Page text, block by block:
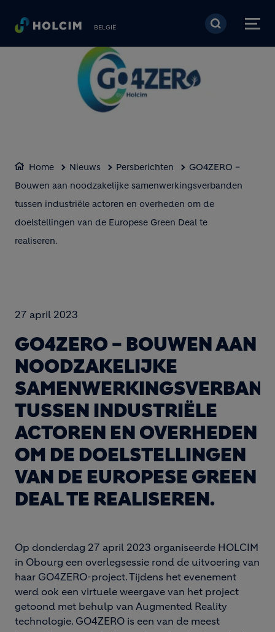
Overslaan en naar de
BELGIË
Home Nieuws Persberichten
GO4ZERO –
Bouwen aan noodzakelijke samenwerkingsverbanden
tussen industriële actoren en overheden om de
doelstellingen van de Europese Green Deal te
realiseren.
27 april 2023
GO4ZERO – BOUWEN AAN
NOODZAKELIJKE
TUSSEN INDUSTRIËLE
ACTOREN EN OVERHEDEN
OM DE DOELSTELLINGEN
VAN DE EUROPESE GREEN
DEAL TE REALISEREN.
Op donderdag 27 april 2023 organiseerde HOLCIM
in Obourg een overlegsessie rond de uitvoering van
haar GO4ZERO-project. Tijdens het evenement
werd ook een virtuele weergave van het project
getoond met behulp van Augmented Reality
technologie. GO4ZERO is een van de meest